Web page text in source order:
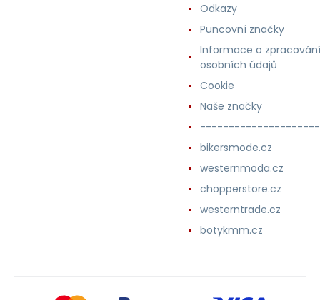
Odkazy
Puncovní značky
Informace o zpracování
osobních údajů
Cookie
Naše značky
bikersmode.cz
westernmoda.cz
chopperstore.cz
westerntrade.cz
botykmm.cz